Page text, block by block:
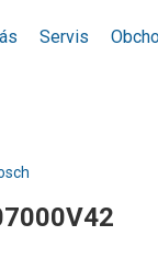
Servis